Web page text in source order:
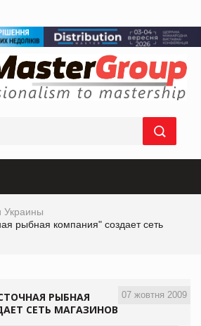
Украины
рыбная компания" создает сеть
07 жовтня 2009
РЫБНАЯ
СЕТЬ МАГАЗИНОВ